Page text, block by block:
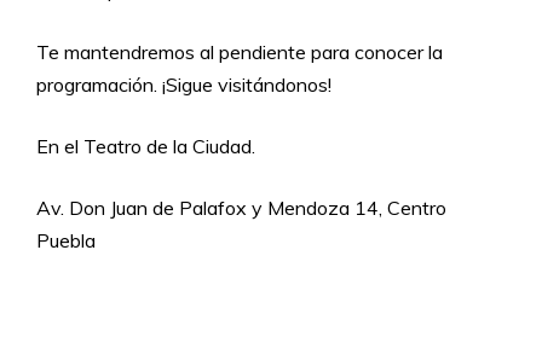
Te mantendremos al pendiente para conocer la
programación. ¡Sigue visitándonos!
En el Teatro de la Ciudad.
Av. Don Juan de Palafox y Mendoza 14, Centro
Puebla